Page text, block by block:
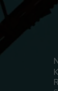
do Youtube